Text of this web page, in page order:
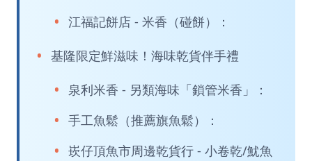
江福記餅店 - 米香（碰餅）：
基隆限定鮮滋味！海味乾貨伴手禮
泉利米香 - 另類海味「鎖管米香」：
手工魚鬆（推薦旗魚鬆）：
崁仔頂魚市周邊乾貨行 - 小卷乾/魷魚